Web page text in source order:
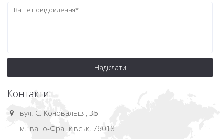
Надіслати
Контакти
вул. Є. Коновальця, 35
м. Івано-Франківськ, 76018